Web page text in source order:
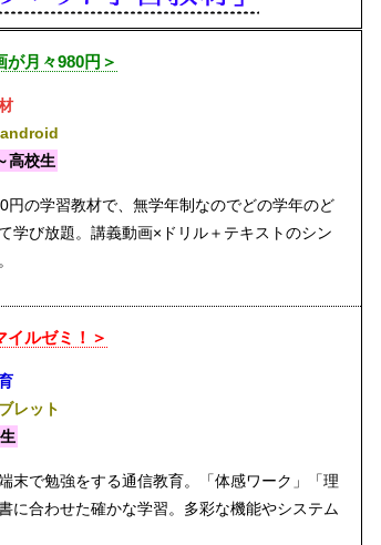
が月々980円＞
高校生
円の学習教材で、無学年制なのでどの学年のど
学び放題。講義動画×ドリル＋テキストのシン
イルゼミ！＞
レット
末で勉強をする通信教育。「体感ワーク」「理
に合わせた確かな学習。多彩な機能やシステム